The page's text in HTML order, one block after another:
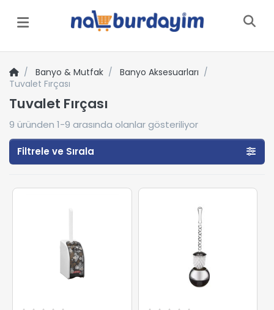
Menü
Banyo & Mutfak
Banyo Aksesuarları
Tuvalet Fırçası
Tuvalet Fırçası
9 üründen 1-9 arasında olanlar gösteriliyor
Filtrele ve Sırala